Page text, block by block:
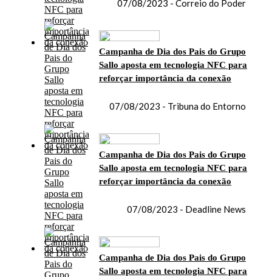
07/08/2023 - Correio do Poder
Campanha de Dia dos Pais do Grupo
Sallo aposta em tecnologia NFC para
reforçar importância da conexão
07/08/2023 - Tribuna do Entorno
Campanha de Dia dos Pais do Grupo
Sallo aposta em tecnologia NFC para
reforçar importância da conexão
07/08/2023 - Deadline News
Campanha de Dia dos Pais do Grupo
Sallo aposta em tecnologia NFC para